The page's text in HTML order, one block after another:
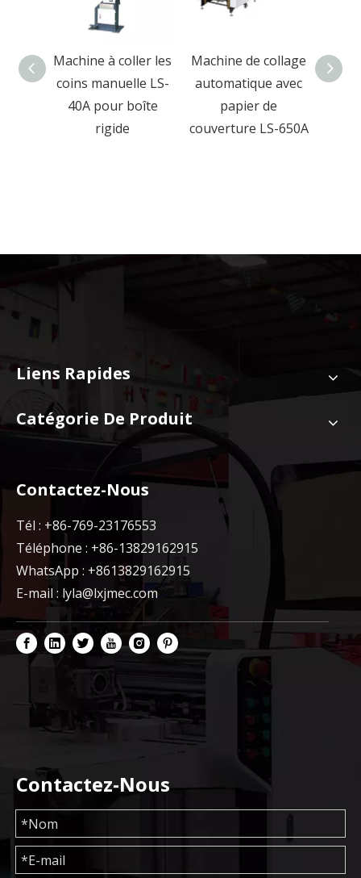
Machine à coller les
coins manuelle LS-
40A pour boîte
rigide
Machine de collage
automatique avec
papier de
couverture LS-650A
Liens Rapides
Catégorie De Produit
Contactez-Nous
Tél : +86-769-23176553
Téléphone : +86-13829162915
WhatsApp : +8613829162915
E-mail :lyla@lxjmec.com
Contactez-Nous